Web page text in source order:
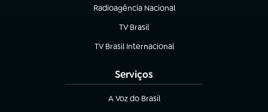
Radioagência Nacional
(abre em nova aba)
TV Brasil
(abre em nova aba)
TV Brasil Internacional
(abre em nova aba)
Serviços
A Voz do Brasil
(abre em nova aba)